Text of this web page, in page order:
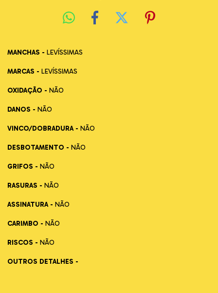
MANCHAS - LEVÍSSIMAS
MARCAS - LEVÍSSIMAS
OXIDAÇÃO - NÃO
DANOS - NÃO
VINCO/DOBRADURA - NÃO
DESBOTAMENTO - NÃO
GRIFOS - NÃO
RASURAS - NÃO
ASSINATURA - NÃO
CARIMBO - NÃO
RISCOS - NÃO
OUTROS DETALHES -